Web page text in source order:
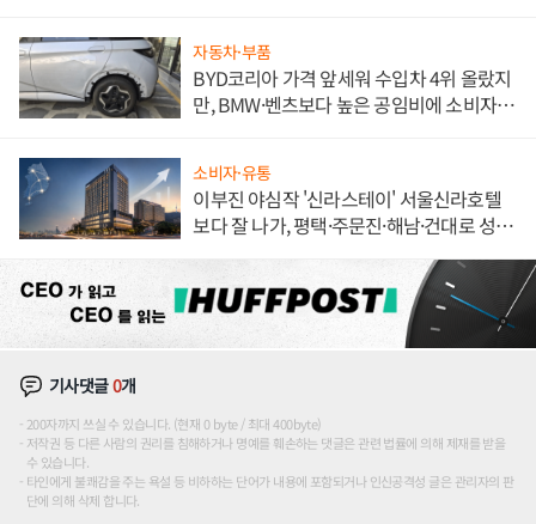
자동차·부품
BYD코리아 가격 앞세워 수입차 4위 올랐지
만, BMW·벤츠보다 높은 공임비에 소비자
소비자·유통
이부진 야심작 '신라스테이' 서울신라호텔
보다 잘 나가, 평택·주문진·해남·건대로 성
기사댓글0개
200자까지 쓰실 수 있습니다. (현재 0 byte / 최대 400byte)
저작권 등 다른 사람의 권리를 침해하거나 명예를 훼손하는 댓글은 관련 법률에 의해 제재를 받을
수 있습니다.
타인에게 불쾌감을 주는 욕설 등 비하하는 단어가 내용에 포함되거나 인신공격성 글은 관리자의 판
단에 의해 삭제 합니다.